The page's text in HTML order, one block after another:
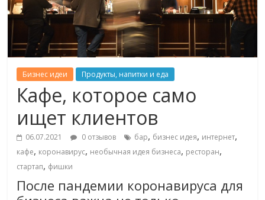
Бизнес идеи Продукты, напитки и еда
Кафе, которое само
ищет клиентов
06.07.2021 0 отзывов бар, бизнес идея, интернет,
кафе, коронавирус, необычная идея бизнеса, ресторан,
стартап, фишки
После пандемии коронавируса для